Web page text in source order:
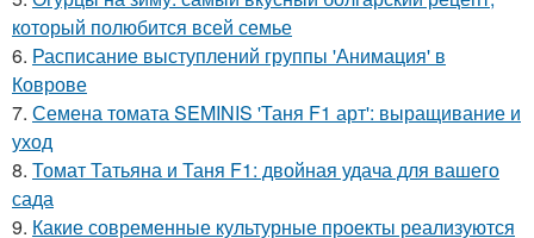
который полюбится всей семье
6. Расписание выступлений группы 'Анимация' в
Коврове
7. Семена томата SEMINIS 'Таня F1 арт': выращивание и
уход
8. Томат Татьяна и Таня F1: двойная удача для вашего
сада
9. Какие современные культурные проекты реализуются